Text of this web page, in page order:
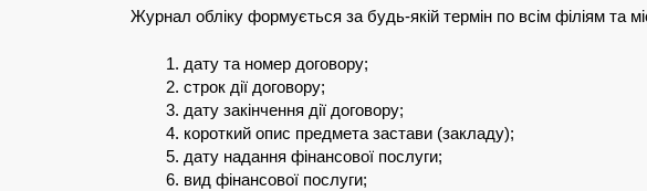
Журнал обліку формується за будь-якій термін по всім філіям та
дату та номер договору;
строк дії договору;
дату закінчення дії договору;
короткий опис предмета застави (закладу);
дату надання фінансової послуги;
вид фінансової послуги;